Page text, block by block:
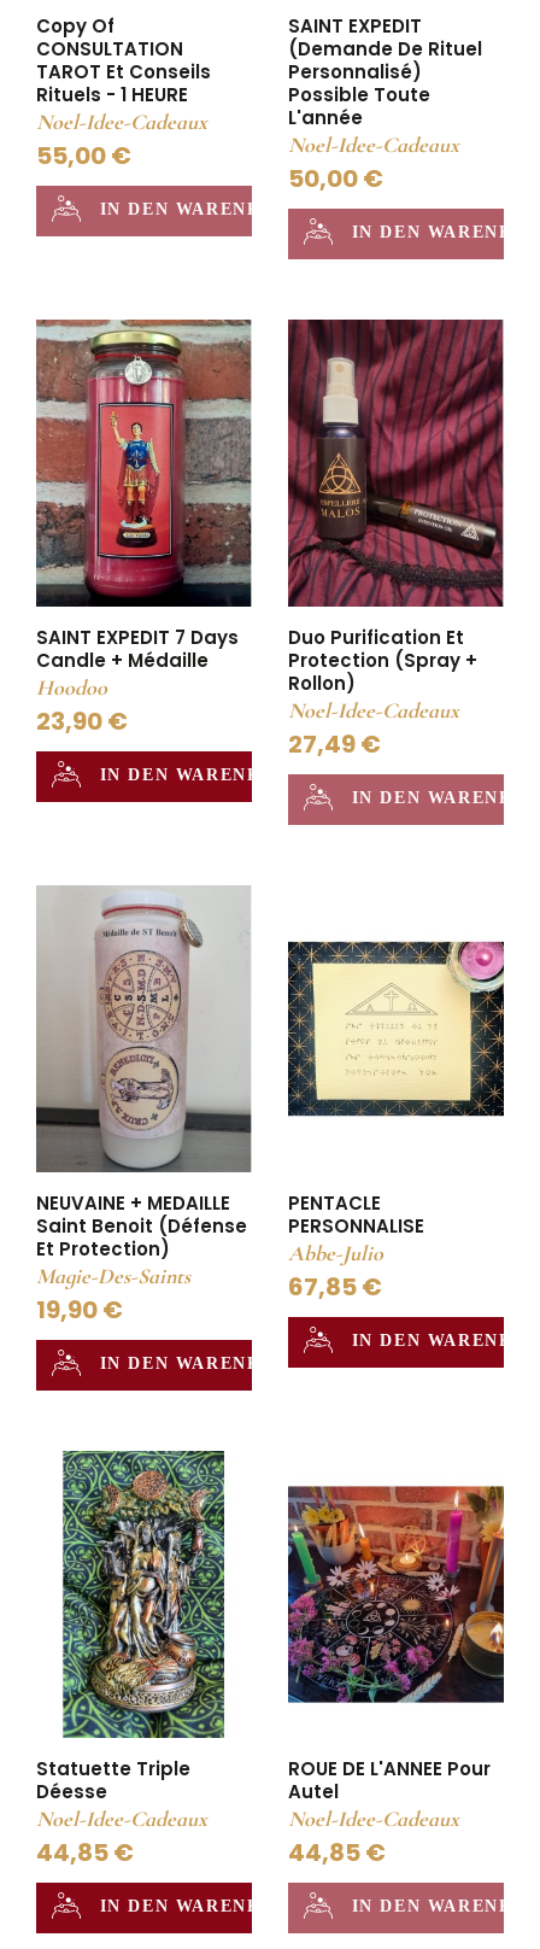
Copy Of
CONSULTATION
TAROT Et Conseils
Rituels - 1 HEURE
Noel-Idee-Cadeaux
55,00 €
IN DEN WARENKORB
SAINT EXPEDIT
(Demande De Rituel
Personnalisé)
Possible Toute
L'année
Noel-Idee-Cadeaux
50,00 €
IN DEN
SAINT EXPEDIT 7 Days
Candle + Médaille
Hoodoo
23,90 €
IN DEN WARENKORB
Duo Purification Et
Protection (Spray +
Rollon)
Noel-Idee-Cadeaux
27,49 €
IN DEN
NEUVAINE + MEDAILLE
Saint Benoit (Défense
Et Protection)
Magie-Des-Saints
19,90 €
IN DEN WARENKORB
PENTACLE
PERSONNALISE
Abbe-Julio
67,85 €
IN DEN
Statuette Triple
Déesse
Noel-Idee-Cadeaux
44,85 €
IN DEN WARENKORB
ROUE DE L'ANNEE Pour
Autel
Noel-Idee-Cadeaux
44,85 €
IN DEN